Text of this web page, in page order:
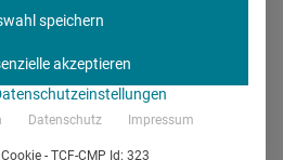
kann zu den Aufgaben eines
so hoch sind, kommen
aus der Forschung, haben
speichern
akzeptieren
Datenschutz Impressum
- TCF-CMP Id: 323